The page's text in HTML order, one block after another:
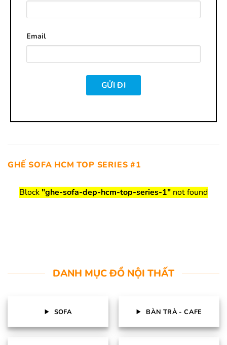
Email
GHẾ SOFA HCM TOP SERIES #1
Block "ghe-sofa-dep-hcm-top-series-1" not found
DANH MỤC ĐỒ NỘI THẤT
SOFA BÀN TRÀ - CAFE